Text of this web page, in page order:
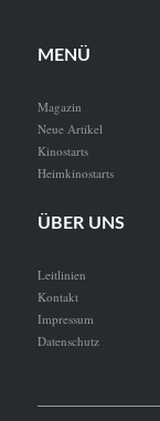
MENÜ
Magazin
Neue Artikel
Kinostarts
Heimkinostarts
ÜBER UNS
Leitlinien
Kontakt
Impressum
Datenschutz